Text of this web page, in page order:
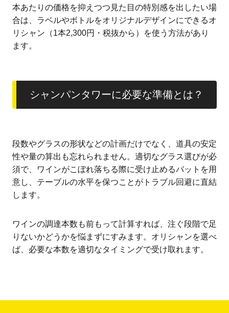
本あたりの価格を抑えつつ見た目の特別感を出したい場
合は、ラベルやボトルをオリジナルデザインにできるオ
リシャン（1本2,300円・税抜から）を使う方法があり
ます。
シャンパンタワーに必要な準備とは？
段数やグラスの形状などの計画だけでなく、道具の安定
性や量の算出も忘れられません。適切なグラス選びが必
須で、ワインがこぼれ落ちる際に受け止めるバットを用
意し、テーブルの水平を保つことがトラブル回避に直結
します。
ワインの調達本数も前もって計算すれば、注ぐ段階で足
りないかどうかを悩まずにすみます。オリシャンを選べ
ば、必要な本数を適切なタイミングで受け取れます。